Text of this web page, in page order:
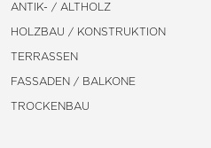
ANTIK- / ALTHOLZ
HOLZBAU / KONSTRUKTION
TERRASSEN
FASSADEN / BALKONE
TROCKENBAU